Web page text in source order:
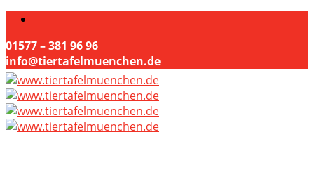
01577 – 381 96 96
info@tiertafelmuenchen.de